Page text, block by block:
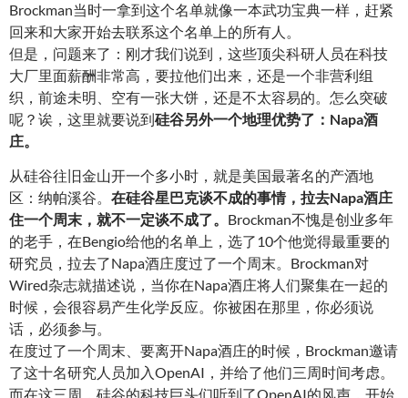
Brockman当时一拿到这个名单就像一本武功宝典一样，赶紧
回来和大家开始去联系这个名单上的所有人。
但是，问题来了：刚才我们说到，这些顶尖科研人员在科技
大厂里面薪酬非常高，要拉他们出来，还是一个非营利组
织，前途未明、空有一张大饼，还是不太容易的。怎么突破
呢？诶，这里就要说到硅谷另外一个地理优势了：Napa酒
庄。
从硅谷往旧金山开一个多小时，就是美国最著名的产酒地
区：纳帕溪谷。 在硅谷星巴克谈不成的事情，拉去Napa酒庄
住一个周末，就不一定谈不成了。 Brockman不愧是创业多年
的老手，在Bengio给他的名单上，选了10个他觉得最重要的
研究员，拉去了Napa酒庄度过了一个周末。Brockman对
Wired杂志就描述说，当你在Napa酒庄将人们聚集在一起的
时候，会很容易产生化学反应。你被困在那里，你必须说
话，必须参与。
在度过了一个周末、要离开Napa酒庄的时候，Brockman邀请
了这十名研究人员加入OpenAI，并给了他们三周时间考虑。
而在这三周，硅谷的科技巨头们听到了OpenAI的风声，开始